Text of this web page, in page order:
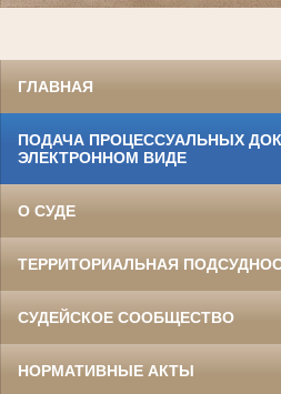
ГЛАВНАЯ
ПОДАЧА ПРОЦЕССУАЛЬНЫХ
ЭЛЕКТРОННОМ ВИДЕ
О СУДЕ
ТЕРРИТОРИАЛЬНАЯ
СУДЕЙСКОЕ СООБЩЕСТВО
НОРМАТИВНЫЕ АКТЫ